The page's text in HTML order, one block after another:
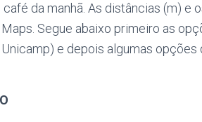
da manhã. As distâncias (m) e
Segue abaixo primeiro as
e depois algumas